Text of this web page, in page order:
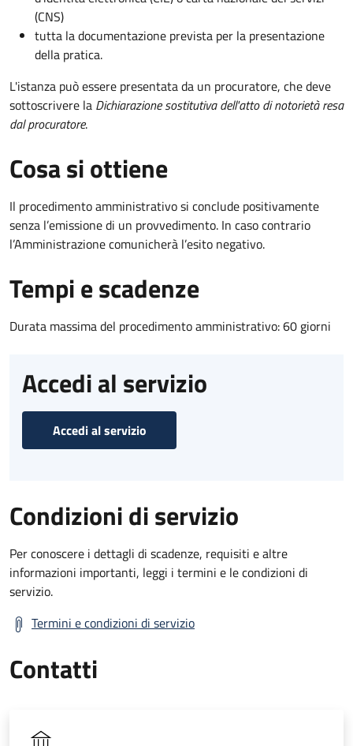
(CNS)
tutta la documentazione prevista per la presentazione
della pratica.
L'istanza può essere presentata da un procuratore, che deve
sottoscrivere la Dichiarazione sostitutiva dell'atto di notorietà resa
dal procuratore.
Cosa si ottiene
Il procedimento amministrativo si conclude positivamente
senza l’emissione di un provvedimento. In caso contrario
l’Amministrazione comunicherà l’esito negativo.
Tempi e scadenze
Durata massima del procedimento amministrativo: 60 giorni
Accedi al servizio
Accedi al servizio
Condizioni di servizio
Per conoscere i dettagli di scadenze, requisiti e altre
informazioni importanti, leggi i termini e le condizioni di
servizio.
Termini e condizioni di servizio
Contatti